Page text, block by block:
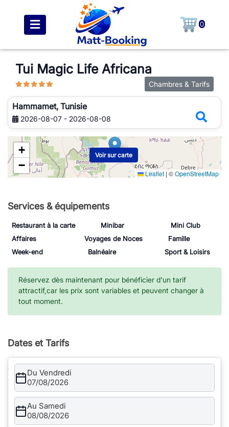
0
Tui Magic Life Africana
Chambres & Tarifs
Hammamet, Tunisie
2026-08-07 - 2026-08-08
+
−
Leaflet | ©OpenStreetMap
Voir sur carte
Services & équipements
Restaurant à la carte Minibar
Mini Club
Affaires
Voyages de Noces
Famille
Week-end
Balnéaire Sport & Loisirs
Réservez dès maintenant pour bénéficier d'un tarif
attractif,car les prix sont variables et peuvent changer à
tout moment.
Dates et Tarifs
Du Vendredi
07/08/2026
Au Samedi
08/08/2026